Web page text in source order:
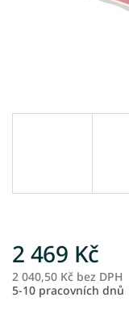
2 469 Kč
2 040,50 Kč bez DPH
5-10 pracovních dnů